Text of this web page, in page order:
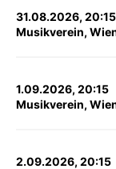
31.08.2026, 20:15
Musikverein,
1.09.2026, 20:15
Musikverein,
2.09.2026, 20:15